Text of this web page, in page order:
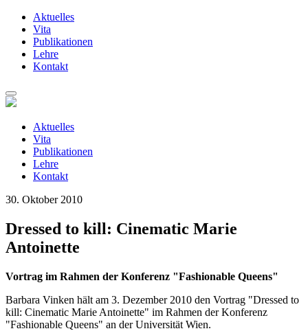
Aktuelles
Vita
Publikationen
Lehre
Kontakt
Zum
springenAktuelles
Vita
Publikationen
Lehre
Kontakt
30. Oktober 2010
Dressed to kill: Cinematic Marie
Antoinette
Vortrag im Rahmen der Konferenz "Fashionable Queens"
Barbara Vinken hält am 3. Dezember 2010 den Vortrag "Dressed to
kill: Cinematic Marie Antoinette" im Rahmen der Konferenz
"Fashionable Queens" an der Universität Wien.